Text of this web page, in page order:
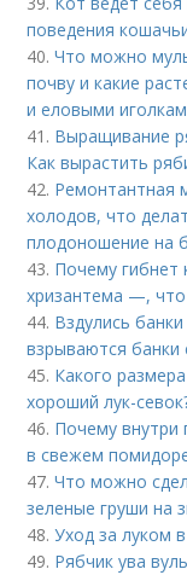
поведения
40.Что можно
почву и какие
и еловыми
41. Выращивание
Как вырастить
42. Ремонтантная
холодов, что
плодоношение на
43. Почему гибнет
хризантема —, что
44. Вздулись
взрываются банки
45. Какого
хороший лук-
46. Почему внутри
в свежем
47.Что можно
зеленые груши на
48.Уход за луком
49. Рябчик ува